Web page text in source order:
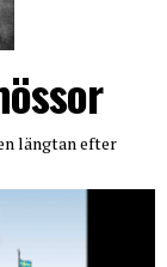
längtan efter